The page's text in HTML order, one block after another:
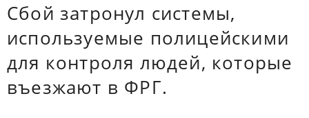
Сбой затронул системы,
используемые полицейскими
для контроля людей, которые
въезжают в ФРГ.